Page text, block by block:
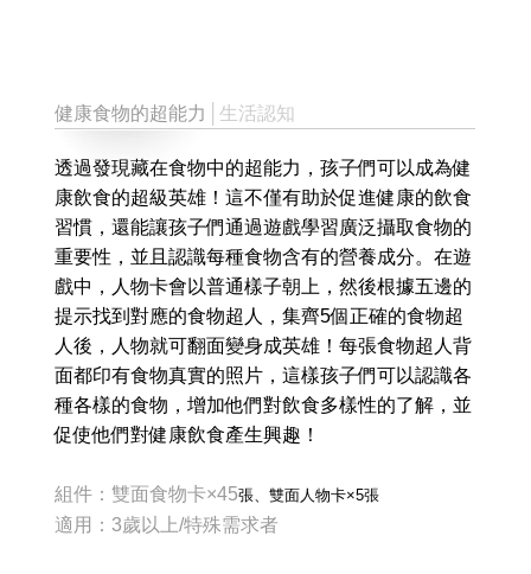
健康食物的超能力 │生活認知
透過發現藏在食物中的超能力，孩子們可以成為健
康飲食的超級英雄！這不僅有助於促進健康的飲食
習慣，還能讓孩子們通過遊戲學習廣泛攝取食物的
重要性，並且認識每種食物含有的營養成分。在遊
戲中，人物卡會以普通樣子朝上，然後根據五邊的
提示找到對應的食物超人，集齊5個正確的食物超
人後，人物就可翻面變身成英雄！每張食物超人背
面都印有食物真實的照片，這樣孩子們可以認識各
種各樣的食物，增加他們對飲食多樣性的了解，並
促使他們對健康飲食產生興趣！
組件：雙面食物卡×45張、雙面人物卡×5張
適用：3歲以上/特殊需求者